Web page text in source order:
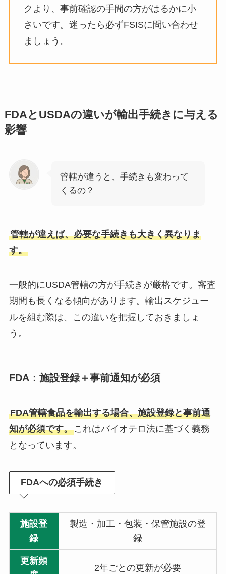
クより、事前確認の手間の方がはるかに小
さいです。迷ったら必ずFSISに問い合わせ
ましょう。
FDAとUSDAの違いが輸出手続きに与える
影響
管轄が違うと、手続きも変わって
くるの？
管轄が違えば、必要な手続きも大きく異なりま
す。
一般的にUSDA管轄の方が手続きが厳格です。審査
期間も長くなる傾向があります。輸出スケジュー
ルを組む際は、この違いを把握しておきましょ
う。
FDA：施設登録＋事前通知が必須
FDA管轄食品を輸出する場合、施設登録と事前通
知が必須です。これはバイオテロ法に基づく義務
となっています。
FDAへの必須手続き
施設登
録
製造・加工・包装・保管施設の登
録
更新頻
2年ごとの更新が必要